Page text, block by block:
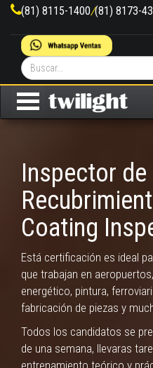
(81) 8115-1400/(81) 8173-
Inspector de
Coating
Está certificación es ideal
que trabajan en
energético, pintura,
fabricación de piezas y
Todos los candidatos se
de una semana, llevaras